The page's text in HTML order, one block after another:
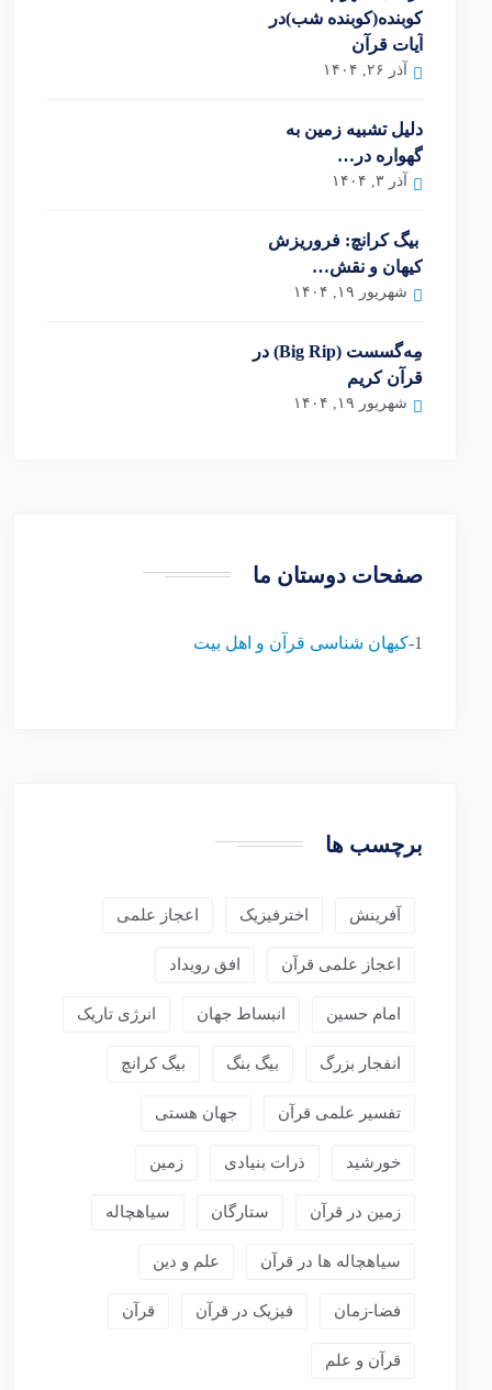
کوبنده(کوبنده شب)در
آیات قرآن
آذر ۲۶, ۱۴۰۴
دلیل تشبیه زمین به
گهواره در…
آذر ۳, ۱۴۰۴
بیگ کرانچ: فروریزش
کیهان و نقش…
شهریور ۱۹, ۱۴۰۴
مِه‌گسست (Big Rip) در
قرآن کریم
شهریور ۱۹, ۱۴۰۴
صفحات دوستان ما
1- کیهان شناسی قرآن و اهل بیت
برچسب ها
آفرینش اخترفیزیک اعجاز علمی
اعجاز علمی قرآن افق رویداد
امام حسین انبساط جهان انرژی تاریک
انفجار بزرگ بیگ بنگ بیگ کرانچ
تفسیر علمی قرآن جهان هستی
خورشید ذرات بنیادی زمین
زمین در قرآن ستارگان سیاهچاله
سیاهچاله ها در قرآن علم و دین
فضا-زمان فیزیک در قرآن قرآن
قرآن و علم